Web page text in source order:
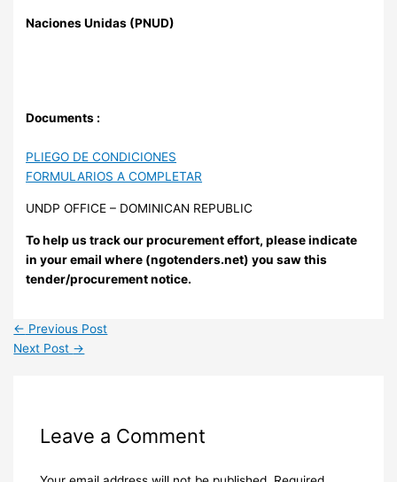
Naciones Unidas (PNUD)
Documents :
PLIEGO DE CONDICIONES
FORMULARIOS A COMPLETAR
UNDP OFFICE – DOMINICAN REPUBLIC
To help us track our procurement effort, please indicate
in your email where (ngotenders.net) you saw this
tender/procurement notice.
← Previous Post
Next Post →
Leave a Comment